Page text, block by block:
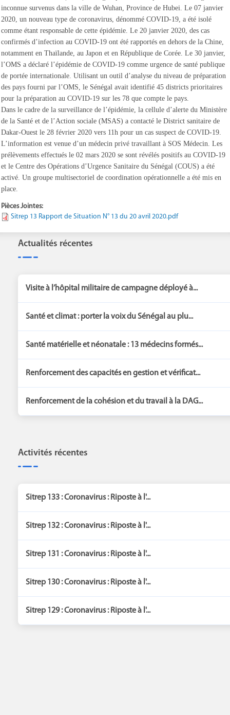
inconnue survenus dans la ville de Wuhan, Province de Hubei. Le 07 janvier
2020, un nouveau type de coronavirus, dénommé COVID-19, a été isolé
comme étant responsable de cette épidémie. Le 20 janvier 2020, des cas
confirmés d’infection au COVID-19 ont été rapportés en dehors de la Chine,
notamment en Thaïlande, au Japon et en République de Corée. Le 30 janvier,
l’OMS a déclaré l’épidémie de COVID-19 comme urgence de santé publique
de portée internationale. Utilisant un outil d’analyse du niveau de préparation
des pays fourni par l’OMS, le Sénégal avait identifié 45 districts prioritaires
pour la préparation au COVID-19 sur les 78 que compte le pays.
Dans le cadre de la surveillance de l’épidémie, la cellule d’alerte du Ministère
de la Santé et de l’Action sociale (MSAS) a contacté le District sanitaire de
Dakar-Ouest le 28 février 2020 vers 11h pour un cas suspect de COVID-19.
L’information est venue d’un médecin privé travaillant à SOS Médecin. Les
prélèvements effectués le 02 mars 2020 se sont révélés positifs au COVID-19
et le Centre des Opérations d’Urgence Sanitaire du Sénégal (COUS) a été
activé. Un groupe multisectoriel de coordination opérationnelle a été mis en
place.
Pièces Jointes:
Sitrep 13 Rapport de Situation N° 13 du 20 avril 2020.pdf
Actualités récentes
Visite à l’hôpital militaire de campagne déployé à...
Santé et climat : porter la voix du Sénégal au plu...
Santé matérielle et néonatale : 13 médecins formés...
Renforcement des capacités en gestion et vérificat...
Renforcement de la cohésion et du travail à la DAG...
Activités récentes
Sitrep 133 : Coronavirus : Riposte à l'...
Sitrep 132 : Coronavirus : Riposte à l'...
Sitrep 131 : Coronavirus : Riposte à l'...
Sitrep 130 : Coronavirus : Riposte à l'...
Sitrep 129 : Coronavirus : Riposte à l'...